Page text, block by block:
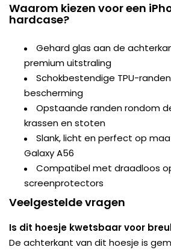
Waarom kiezen voor een
hardcase?
Gehard glas aan de
premium uitstraling
Schokbestendige TPU-
bescherming
Opstaande randen rondom
krassen en stoten
Slank, licht en perfect op
Galaxy A56
Compatibel met draadloos
screenprotectors
Veelgestelde vragen
Is dit hoesje kwetsbaar voor
De achterkant van dit hoesje is